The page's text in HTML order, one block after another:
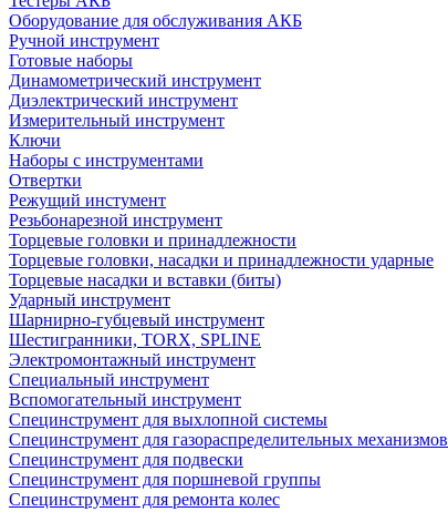
Оборудование для обслуживания АКБ
Ручной инструмент
Готовые наборы
Динамометрический инструмент
Диэлектрический инструмент
Измерительный инструмент
Ключи
Наборы с инструментами
Отвертки
Режущий инстумент
Резьбонарезной инструмент
Торцевые головки и принадлежности
Торцевые головки, насадки и принадлежности ударные
Торцевые насадки и вставки (биты)
Ударный инструмент
Шарнирно-губцевый инструмент
Шестигранники, TORX, SPLINE
Электромонтажный инструмент
Специальный инструмент
Вспомогательный инструмент
Специнструмент для выхлопной системы
Специнструмент для газораспределительных механизмов
Специнструмент для подвески
Специнструмент для поршневой группы
Специнструмент для ремонта колес